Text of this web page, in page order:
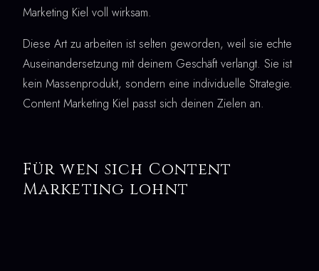
Marketing Kiel voll wirksam.
Diese Art zu arbeiten ist selten geworden, weil sie echte
Auseinandersetzung mit deinem Geschäft verlangt. Sie ist
kein Massenprodukt, sondern eine individuelle Strategie.
Content Marketing Kiel passt sich deinen Zielen an.
Für wen sich Content
Marketing lohnt